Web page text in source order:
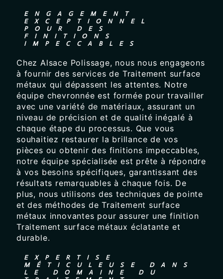
ENGAGEMENT
EXCEPTIONNEL
POUR DES
FINITIONS
IMPECCABLES
Chez Alsace Polissage, nous nous engageons
à fournir des services de Traitement surface
métaux qui dépassent les attentes. Notre
équipe chevronnée est formée pour travailler
avec une variété de matériaux, assurant un
niveau de précision et de qualité inégalé à
chaque étape du processus. Que vous
souhaitiez restaurer la brillance de vos
pièces ou obtenir des finitions impeccables,
notre équipe spécialisée est prête à répondre
à vos besoins spécifiques, garantissant des
résultats remarquables à chaque fois. De
plus, nous utilisons des techniques de pointe
et des méthodes de Traitement surface
métaux innovantes pour assurer une finition
Traitement surface métaux éclatante et
durable.
EXPERTISE
MÉTICULEUSE DANS
LE DOMAINE DU